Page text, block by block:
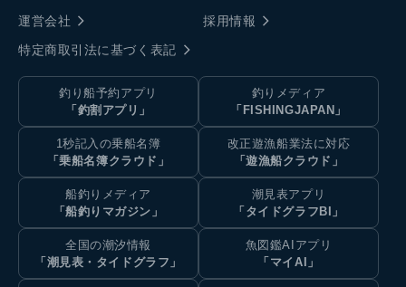
運営会社
採用情報
特定商取引法に基づく表記
釣り船予約アプリ
「釣割アプリ」
釣りメディア
「FISHINGJAPAN」
1秒記入の乗船名簿
「乗船名簿クラウド」
改正遊漁船業法に対応
「遊漁船クラウド」
船釣りメディア
「船釣りマガジン」
潮見表アプリ
「タイドグラフBI」
全国の潮汐情報
「潮見表・タイドグラフ」
魚図鑑AIアプリ
「マイAI」